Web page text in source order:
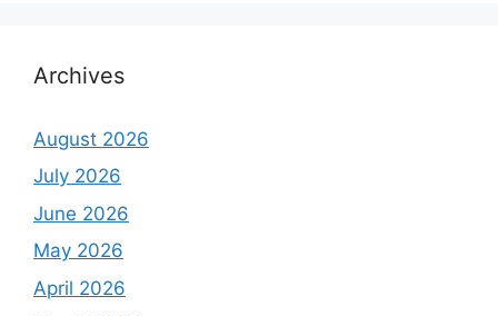
Archives
August 2026
July 2026
June 2026
May 2026
April 2026